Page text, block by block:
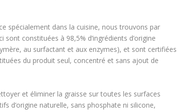
spécialement dans la cuisine, nous trouvons par
constituées à 98,5% d’ingrédients d’origine
au surfactant et aux enzymes), et sont certifiées
du produit seul, concentré et sans ajout de
et éliminer la graisse sur toutes les surfaces
d’origine naturelle, sans phosphate ni silicone,